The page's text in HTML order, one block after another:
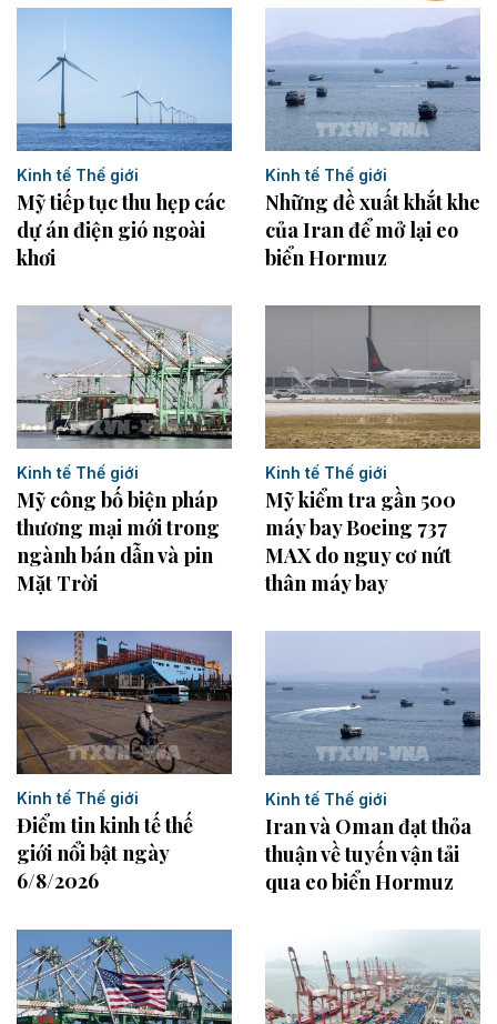
Kinh tế Thế giới
Mỹ tiếp tục thu hẹp các
dự án điện gió ngoài
khơi
Kinh tế Thế giới
Những đề xuất khắt khe
của Iran để mở lại eo
biển Hormuz
Kinh tế Thế giới
Mỹ công bố biện pháp
thương mại mới trong
ngành bán dẫn và pin
Mặt Trời
Kinh tế Thế giới
Mỹ kiểm tra gần 500
máy bay Boeing 737
MAX do nguy cơ nứt
thân máy bay
Kinh tế Thế giới
Điểm tin kinh tế thế
giới nổi bật ngày
6/8/2026
Kinh tế Thế giới
Iran và Oman đạt thỏa
thuận về tuyến vận tải
qua eo biển Hormuz